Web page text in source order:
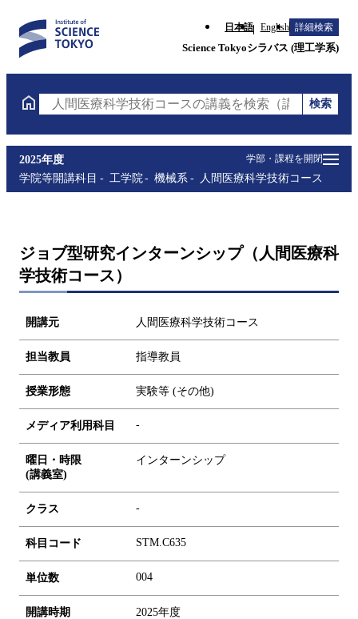
日本語 English 詳細検索
Science Tokyoシラバス (理工学系)
人間医療科学技術コースの講義を検索（講義名・科
検索
学部・課程を開閉
2025年度
学院等開講科目
工学院 機械系 人間医療科学技術コース
ジョブ型研究インターンシップ（人間医療科
学技術コース）
開講元 人間医療科学技術コース
担当教員 指導教員
授業形態 実験等 (その他)
メディア利用科目 -
曜日・時限
(講義室)
インターンシップ
クラス -
科目コード STM.C635
単位数 004
開講時期 2025年度